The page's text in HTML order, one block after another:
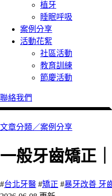
植牙
睡眠呼吸
案例分享
活動花絮
社區活動
教育訓練
節慶活動
聯絡我們
文章分類／案例分享
一般牙齒矯正
#台北牙醫 #矯正 #暴牙改善 牙